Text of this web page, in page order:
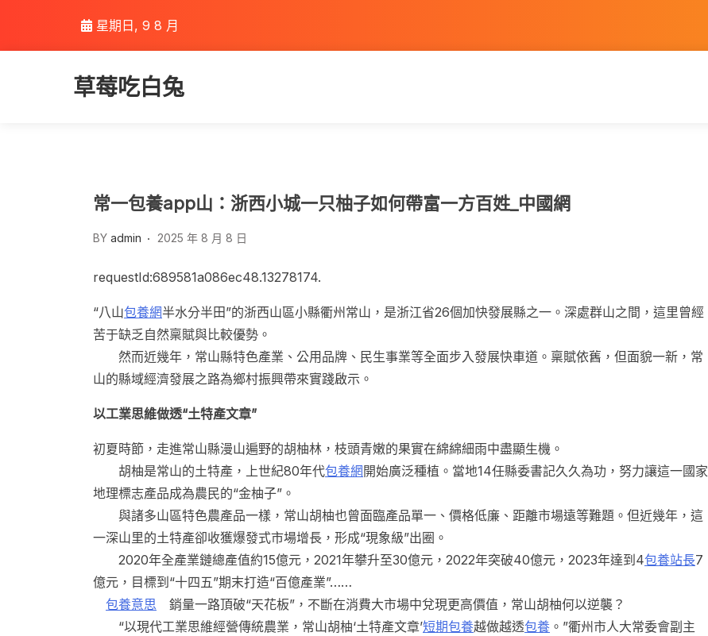
content
星期日, 9 8 月
草莓吃白兔
常一包養app山：浙西小城一只柚子如何帶富一方百姓_中國網
BY admin 2025 年 8 月 8 日
requestId:689581a086ec48.13278174.
“八山包養網半水分半田”的浙西山區小縣衢州常山，是浙江省26個加快發展縣之一。深處群山之間，這里曾經
苦于缺乏自然稟賦與比較優勢。
然而近幾年，常山縣特色產業、公用品牌、民生事業等全面步入發展快車道。稟賦依舊，但面貌一新，常
山的縣域經濟發展之路為鄉村振興帶來實踐啟示。
以工業思維做透“土特產文章”
初夏時節，走進常山縣漫山遍野的胡柚林，枝頭青嫩的果實在綿綿細雨中盡顯生機。
胡柚是常山的土特產，上世紀80年代包養網 開始廣泛種植。當地14任縣委書記久久為功，努力讓這一國家
地理標志產品成為農民的“金柚子”。
與諸多山區特色農產品一樣，常山胡柚也曾面臨產品單一、價格低廉、距離市場遠等難題。但近幾年，這
一深山里的土特產卻收獲爆發式市場增長，形成“現象級”出圈。
2020年全產業鏈總產值約15億元，2021年攀升至30億元，2022年突破40億元，2023年達到4包養站長7
億元，目標到“十四五”期末打造“百億產業”……
包養意思 銷量一路頂破“天花板”，不斷在消費大市場中兌現更高價值，常山胡柚何以逆襲？
“以現代工業思維經營傳統農業，常山胡柚‘土特產文章’短期包養越做越透包養 。”衢州市人大常委會副主